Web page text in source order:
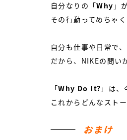
自分なりの「Why 」
その行動ってめちゃ
自分も仕事や日常で、
だから、NIKEの問い
「Why Do It? 」は、
これからどんなスト
おまけ